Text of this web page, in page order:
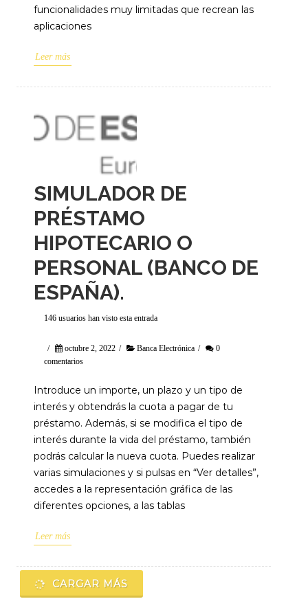
funcionalidades muy limitadas que recrean las
aplicaciones
Leer más
SIMULADOR DE
PRÉSTAMO
HIPOTECARIO O
PERSONAL (BANCO DE
ESPAÑA).
146 usuarios han visto esta entrada
/ octubre 2, 2022 / Banca Electrónica /
0
comentarios
Introduce un importe, un plazo y un tipo de
interés y obtendrás la cuota a pagar de tu
préstamo. Además, si se modifica el tipo de
interés durante la vida del préstamo, también
podrás calcular la nueva cuota. Puedes realizar
varias simulaciones y si pulsas en “Ver detalles”,
accedes a la representación gráfica de las
diferentes opciones, a las tablas
Leer más
CARGAR MÁS